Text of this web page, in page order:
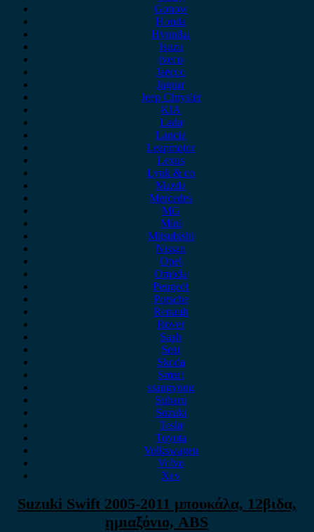
Gonow
Honda
Hyundai
Isuzu
iveco
Jaecoo
Jaguar
Jeep Chrysler
KIA
Lada
Lancia
Leapmotor
Lexus
Lynk & co
Mazda
Mercedes
MG
Mini
Mitsubishi
Nissan
Opel
Omoda
Peugeot
Porsche
Renault
Rover
Saab
Seat
Skoda
Smart
ssangyong
Subaru
Suzuki
Tesla
Toyota
Volkswagen
Volvo
Xev
Suzuki Swift 2005-2011 μπουκάλα, 12βιδα,
ημιαξόνιο, ABS